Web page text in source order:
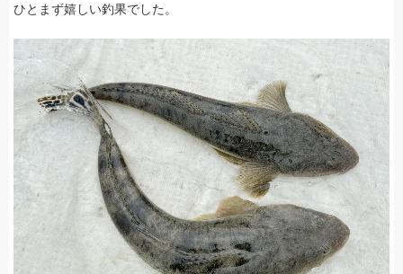
ひとまず嬉しい釣果でした。